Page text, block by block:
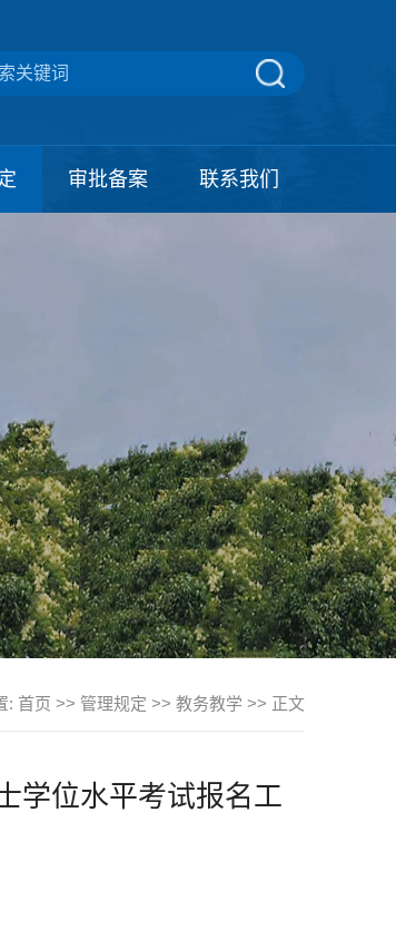
审批备案 联系我们
: 首页 >> 管理规定 >> 教务教学 >> 正文
学位水平考试报名工